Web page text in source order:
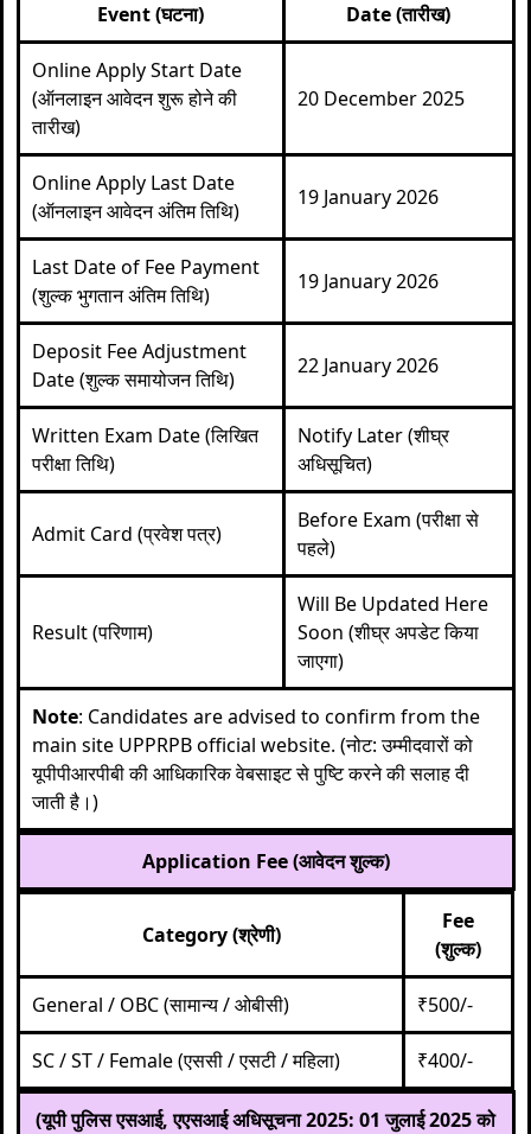
Event (घटना) Date (तारीख)
Online Apply Start Date
(ऑनलाइन आवेदन शुरू होने की
तारीख)
20 December 2025
Online Apply Last Date
(ऑनलाइन आवेदन अंतिम तिथि)
19 January 2026
Last Date of Fee Payment
(शुल्क भुगतान अंतिम तिथि)
19 January 2026
Deposit Fee Adjustment
Date (शुल्क समायोजन तिथि)
22 January 2026
Written Exam Date (लिखित
परीक्षा तिथि)
Notify Later (शीघ्र
अधिसूचित)
Admit Card (प्रवेश पत्र)
Before Exam (परीक्षा से
पहले)
Result (परिणाम)
Will Be Updated Here
Soon (शीघ्र अपडेट किया
जाएगा)
Note: Candidates are advised to confirm from the
main site UPPRPB official website. (नोट: उम्मीदवारों को
यूपीपीआरपीबी की आधिकारिक वेबसाइट से पुष्टि करने की सलाह दी
जाती है।)
Application Fee (आवेदन शुल्क)
Category (श्रेणी)
Fee
(शुल्क)
General / OBC (सामान्य / ओबीसी) ₹500/-
SC / ST / Female (एससी / एसटी / महिला) ₹400/-
(यूपी पुलिस एसआई, एएसआई अधिसूचना 2025: 01 जुलाई 2025 को